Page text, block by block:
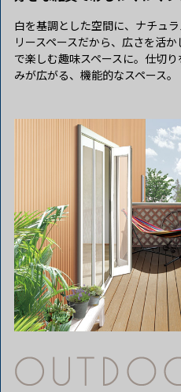
白を基調とした空間に、ナチュ
リースペースだから、広さを活
で楽しむ趣味スペースに。仕切
みが広がる、機能的なスペース。